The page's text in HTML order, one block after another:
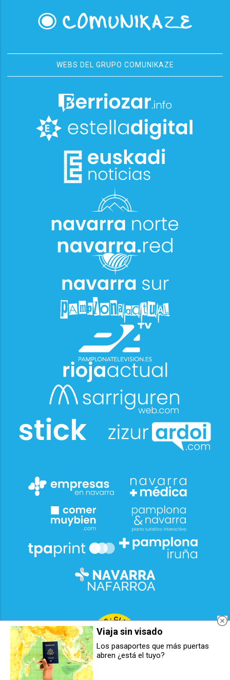
WEBS DEL GRUPO COMUNIKAZE
Viaja sin visado
Los pasaportes que más puertas
abren ¿está el tuyo?